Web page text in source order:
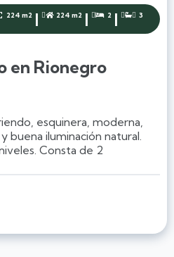
224 m2 |  224 m2 |  2 |  3
en Rionegro
esquinera, moderna,
buena iluminación natural.
Consta de 2